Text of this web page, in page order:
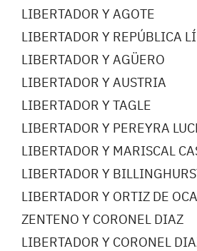
LIBERTADOR Y AGOTE
LIBERTADOR Y REPÚBLICA
LIBERTADOR Y AGÜERO
LIBERTADOR Y AUSTRIA
LIBERTADOR Y TAGLE
LIBERTADOR Y PEREYRA
LIBERTADOR Y MARISCAL
LIBERTADOR Y
LIBERTADOR Y ORTIZ DE
ZENTENO Y CORONEL DIAZ
LIBERTADOR Y CORONEL